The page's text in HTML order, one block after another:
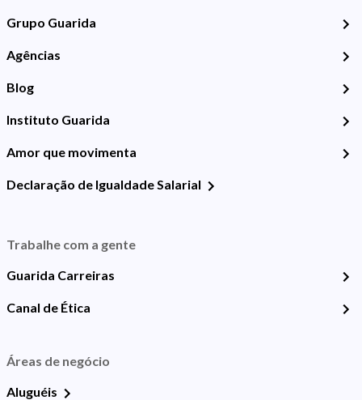
Grupo Guarida
Agências
Blog
Instituto Guarida
Amor que movimenta
Declaração de Igualdade Salarial
Trabalhe com a gente
Guarida Carreiras
Canal de Ética
Áreas de negócio
Aluguéis